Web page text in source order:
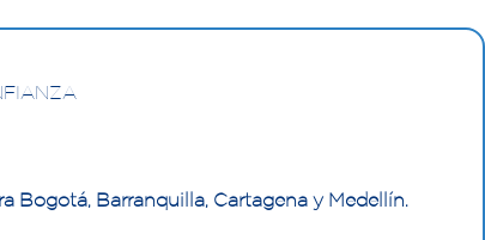
Bogotá, Barranquilla, Cartagena y Medellín.